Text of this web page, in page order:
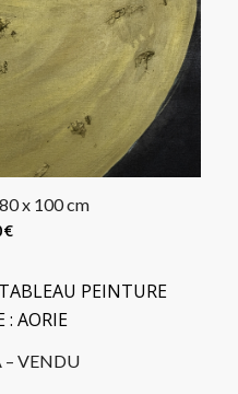
x 100 cm
€
VENDU